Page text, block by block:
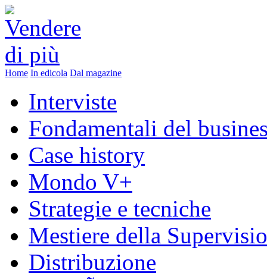
Home In edicola Dal magazine
Interviste
Fondamentali del
Case history
Mondo V+
Strategie e tecniche
Mestiere della
Distribuzione